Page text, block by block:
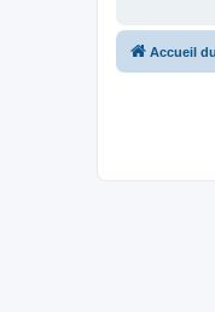
Accueil